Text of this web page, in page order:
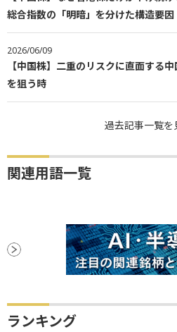
総合指数の「明暗」を分けた構造要因
2026/06/09
【中国株】二重のリスクに直面する
を狙う時
過去記事一覧を
関連用語一覧
ランキング